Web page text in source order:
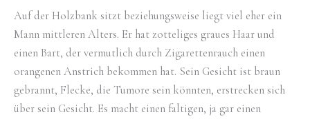
Auf der Holzbank sitzt beziehungsweise liegt viel eher ein
Mann mittleren Alters. Er hat zotteliges graues Haar und
einen Bart, der vermutlich durch Zigarettenrauch einen
orangenen Anstrich bekommen hat. Sein Gesicht ist braun
gebrannt, Flecke, die Tumore sein könnten, erstrecken sich
über sein Gesicht. Es macht einen faltigen, ja gar einen